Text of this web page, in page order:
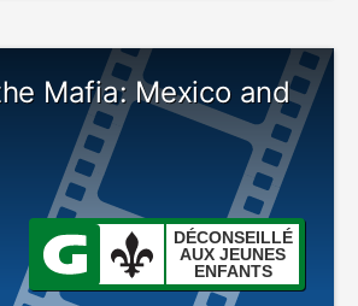
Mafia: Mexico and
DÉCONSEILLÉ
AUX JEUNES
ENFANTS